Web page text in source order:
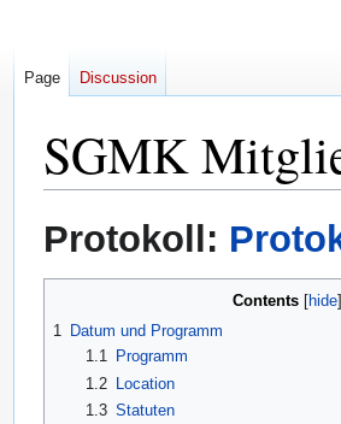
SGMK
Jump
to
navigation
Jump
to
search
Protokoll:
Contents
1 Datum und Programm
1.1
Programm
1.2
Location
1.3 Statuten
Page Discussion